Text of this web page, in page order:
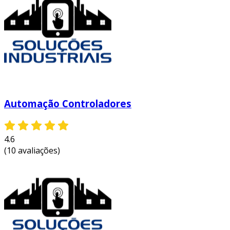
operacionais permite identificar variações
que podem comprometer a qualidade do
produto final, facilitando correções
imediatas.
redução de custos operacionais:
significativa redução nos custos de
operação.
maior segurança:
sensores ajudam a prevenir acidentes,
seguro para os colaboradores.
esses benefícios fazem da instalação de
sensores uma estratégia essencial para as
empresas que buscam se manter competitivas
Automação Controladores
4.6
(10 avaliações)